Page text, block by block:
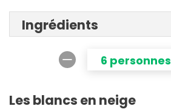
Ingrédients
6 personnes
Les blancs en neige